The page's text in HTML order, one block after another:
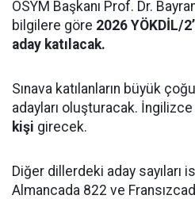
ÖSYM Başkanı Prof. Dr.
bilgilere göre 2026 YÖKDİL/
aday katılacak.
Sınava katılanların büyük
adayları oluşturacak. İngilizce
kişi girecek.
Diğer dillerdeki aday sayıları
Almancada 822 ve